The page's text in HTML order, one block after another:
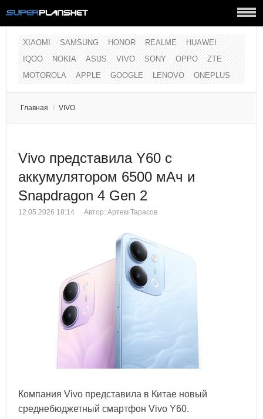
XIAOMI SAMSUNG HONOR REALME
HUAWEI
IQOO
NOKIA ASUS VIVO SONY OPPO
ZTE
MOTOROLA
APPLE GOOGLE LENOVO ONEPLUS
Главная / VIVO
Vivo представила Y60 с
аккумулятором 6500 мАч и
Snapdragon 4 Gen 2
12.05.2026 18:14 Автор: Артем Тарасов
Компания Vivo представила в Китае новый
среднебюджетный смартфон Vivo Y60.